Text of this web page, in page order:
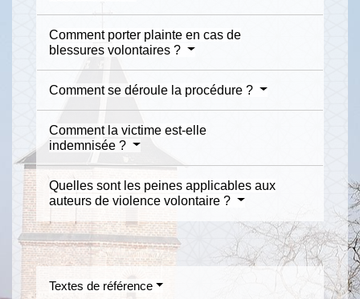
Comment porter plainte en cas de
blessures volontaires ?
Comment se déroule la procédure ?
Comment la victime est-elle
indemnisée ?
Quelles sont les peines applicables aux
auteurs de violence volontaire ?
Textes de référence